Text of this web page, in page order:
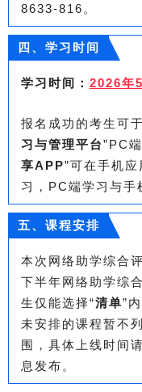
8633-816。
四、学习时间
学习时间： 2026年
报名成功的考生可
习与管理平台”PC
享APP”可在手机
习，PC端学习与手
五、课程安排
本次网络助学综合
下半年网络助学综
生仅能选择“清单”
未安排的课程暂不
围，具体上线时间
息发布。